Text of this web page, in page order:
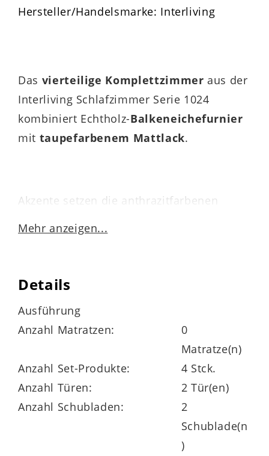
Hersteller/Handelsmarke: Interliving
Das vierteilige Komplettzimmer aus der
Interliving Schlafzimmer Serie 1024
kombiniert Echtholz-Balkeneichefurnier
mit taupefarbenem Mattlack.
Akzente setzen die anthrazitfarbenen
Innenkorpusse
Durch die perfekt aufeinander
abgestimmten Farben präsentieren sich
die hochwertigen Schlafzimmermöbel
Hier die wichtigsten Eigenschaften der
Schwebetürenschranks, des Bettgestells
Mehr anzeigen...
Details
Ausführung
Anzahl Matratzen:
0
Matratze(n)
Anzahl Set-Produkte:
4 Stck.
Anzahl Türen:
2 Tür(en)
Anzahl Schubladen:
2
Schublade(n
)